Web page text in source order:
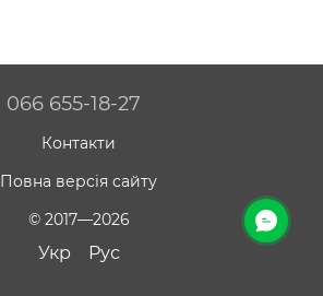
066 655-18-27
Контакти
Повна версія сайту
© 2017—2026
Укр Рус